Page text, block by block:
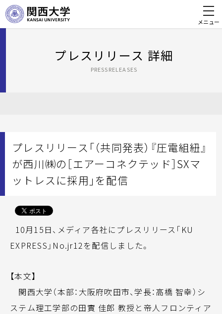
メニュー
プレスリリース 詳細
PRESSRELEASES
プレスリリース「（共同発表）『圧電組紐』
が西川㈱の［エアーコネクテッド］SXマ
ットレスに採用」を配信
10月15日、メディア各社にプレスリリース「KU
EXPRESS」No.jr12を配信しました。
【本文】
関西大学（本部：大阪府吹田市、学長：高橋 智幸）シ
ステム理工学部の田實 佳郎 教授と帝人フロンティア